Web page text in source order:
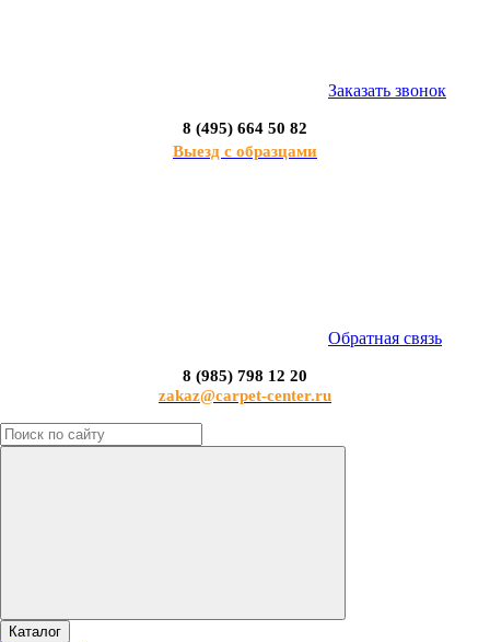
Заказать звонок
8 (495) 664 50 82
Выезд с образцами
Обратная связь
8 (985) 798 12 20
zakaz@carpet-center.ru
Каталог